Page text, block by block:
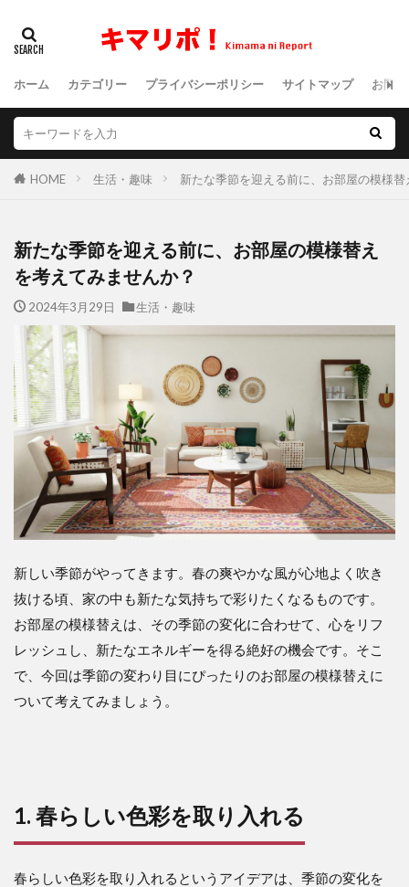
ホーム カテゴリー プライバシーポリシー サイトマップ お問
HOME 生活・趣味 新たな季節を迎える前に、お部屋の模様
新たな季節を迎える前に、お部屋の模様替え
を考えてみませんか？
2024年3月29日 生活・趣味
新しい季節がやってきます。春の爽やかな風が心地よく吹き
抜ける頃、家の中も新たな気持ちで彩りたくなるものです。
お部屋の模様替えは、その季節の変化に合わせて、心をリフ
レッシュし、新たなエネルギーを得る絶好の機会です。そこ
で、今回は季節の変わり目にぴったりのお部屋の模様替えに
ついて考えてみましょう。
1. 春らしい色彩を取り入れる
春らしい色彩を取り入れるというアイデアは、季節の変化を